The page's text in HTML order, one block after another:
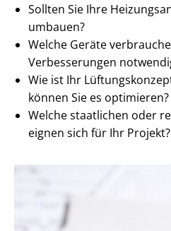
Sollten Sie Ihre
umbauen?
Welche Geräte
Verbesserungen
Wie ist Ihr
können Sie es optimieren?
Welche staatlichen oder
eignen sich für Ihr Projekt?